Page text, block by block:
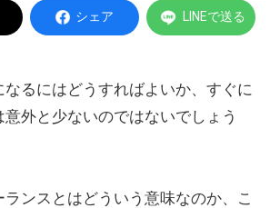
シェア LINEで送る
なるにはどうすればよいか、すぐに
外と少ないのではないでしょう
ンスとはどういう意味なのか、こ